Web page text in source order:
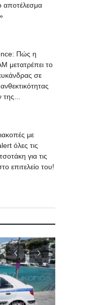
Πώς η
μετατρέπει το
σε
με
όλες τις
για τις
επιτελείο του!